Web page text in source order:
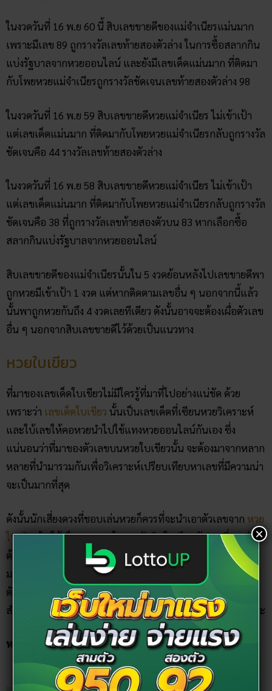
ในงวดวันที่ 16 พ.ย 60 นี้ สิบเลขขายดีของแม่จำเนียรแม่นมาก
เพราะมีเลข 89 ถูกรางวัลเลขท้ายสองตัวล่าง ในการซื้อสลากกิน
แบ่งรัฐบาลจากหวยออนไลน์ และยังมีเลขเด็ดแม่นมาก ที่ติดมา
กับโพยหวยแม่จำเนียรถูกรางวัลชัดเจนเลขท้ายสองตัวล่าง 98
ในงวดวันที่ 16 พ.ย 59 สิบเลขขายดีหวยแม่จำเนียร ไม่เข้าเป้า
แต่เลขเด็ดแม่นมาก ที่ติดมากับโพยหวยแม่จำเนียรกลับถูกรางวัล
ชัดเจนคือ 44 รางวัลเลขท้ายสองตัวล่าง
ในงวดวันที่ 16 พ.ย 58 สิบเลขขายดีหวยแม่จำเนียร ไม่เข้าเป้า
แต่เลขเด็ดแม่นมาก ที่ติดมากับโพยหวยแม่จำเนียรกลับถูกรางวัล
ชัดเจนคือ 38 ที่ถูกรางวัลเลขท้ายสองตัวบน 83 หากเลือกซื้อ
สลากกินแบ่งรัฐบาลจากหวยออนไลน์
สิบเลขขายดีของแม่จำเนียรนั้นใน 5 งวดย้อนหลังไปเลขขายดีพา
ถูกหวยมีเข้าเป้า 1 งวด แต่หากติดตามเลขอื่น ๆ นอกจากนี้แล้ว
นั้นพาถูกหวยกันถึง 4 งวดเลยทีเดียว ดังนั้นอาจจะต้องเผื่อตัวเลข
อื่น ๆ นอกจากสิบเลขขายดีไว้ด้วยเป็นแนวทาง
หวยใบเขียว
ที่มาของเลขเด็ดใบเขียวไม่มีใครรู้ที่มาที่ไปอย่างแน่ชัด ด้วย
เพราะว่า เลขเด็ดใบเขียว นั้นเป็นเลขเด็ดที่เซียนหวยวิเคราะห์
และใบ้เลขให้คอหวยนำไปใช้แทงหวยออนไลน์กันเอง ซึ่ง
แน่นอนว่าที่มาของตัวเลขบนหวยใบเขียวนั้น จะต้องมาจากหลาก
หลายที่นำมารวมกันเพื่อวิเคราะห์เปรียบเทียบหาเลขที่มีความน่า
จะเป็นมากที่สุด
ดังนั้นนักเสี่ยงดวงที่ชอบเล่นหวยก็ควรที่จะนำเอาตัวเลขจาก หวย
ใบเขียวไปใช้เป็นแนวทางในการตัดสินใจเลือกตัวเลขที่จะเล่น
ด้วยก็ดี เพราะว่าตัวเลขของเลขเด็ดใบเขียวได้ผ่านการวิเคราะห์
มาเป็นอย่างดี จึงทำให้คุณมีโอกาสที่จะถูกรางวัลนั้นสูง ไม่ว่า
ตัวเลขบน
หวยใบเขียวงวดนี้
จะมีที่มาที่ไปจากไหนก็ตามก็ไม่
สำคัญเท่ากับว่าตัวเลขนั้นจะทำให้คุณถูกรางวัลหรือไม่ ใช่ไหมล่ะ
หวยใบเขียว ย้อนหลังงวดวันที่ 16 พฤศจิกายน
×